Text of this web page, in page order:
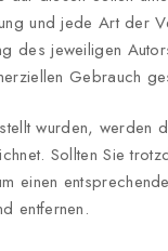
und jede Art der
des jeweiligen
Gebrauch
wurden, werden
Sollten Sie
einen
entfernen.